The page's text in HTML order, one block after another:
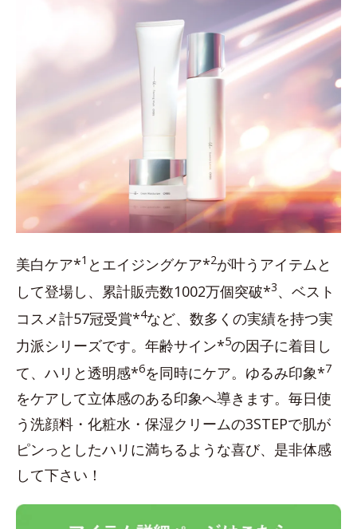
美白ケア*1 とエイジングケア*2が叶うアイテムと
して登場し、累計販売数1002万個突破*3、ベスト
コスメ計57冠受賞*4など、数多くの実績を持つ実
力派シリーズです。年齢サイン*5の因子に着目し
て、ハリと透明感*6を同時にケア。ゆるみ印象*7
をケアして立体感のある印象へ導きます。毎日使
う洗顔料・化粧水・保湿クリームの3STEPで肌が
ピンっとしたハリに満ちるような喜び、是非体感
して下さい！